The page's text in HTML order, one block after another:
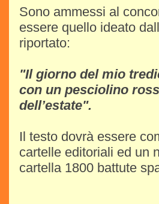
Sono ammessi al
essere quello ideato
riportato:
"Il giorno del mio
con un pesciolino
dell’estate".
Il testo dovrà essere
cartelle editoriali ed un
cartella 1800 battute